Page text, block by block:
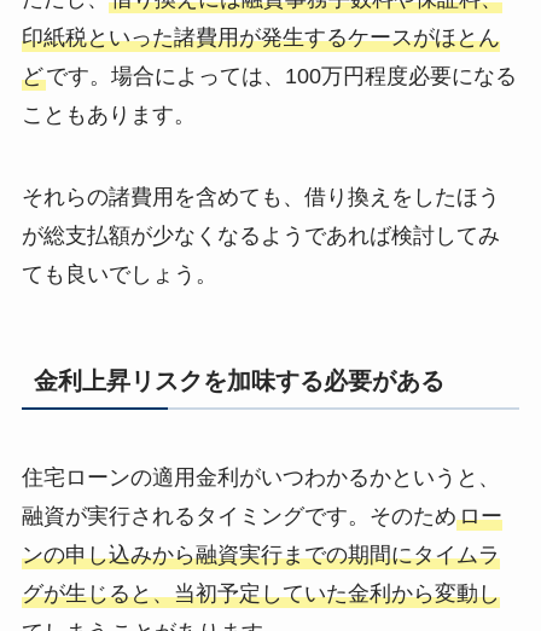
印紙税といった諸費用が発生するケースがほとん
どです。場合によっては、100万円程度必要になる
こともあります。
それらの諸費用を含めても、借り換えをしたほう
が総支払額が少なくなるようであれば検討してみ
ても良いでしょう。
金利上昇リスクを加味する必要がある
住宅ローンの適用金利がいつわかるかというと、
融資が実行されるタイミングです。そのためロー
ンの申し込みから融資実行までの期間にタイムラ
グが生じると、当初予定していた金利から変動し